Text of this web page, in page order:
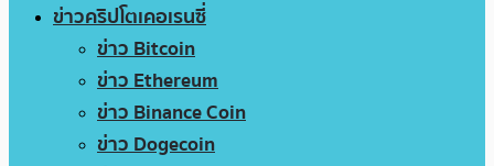
ข่าวคริปโตเคอเรนซี่
ข่าว Bitcoin
ข่าว Ethereum
ข่าว Binance Coin
ข่าว Dogecoin